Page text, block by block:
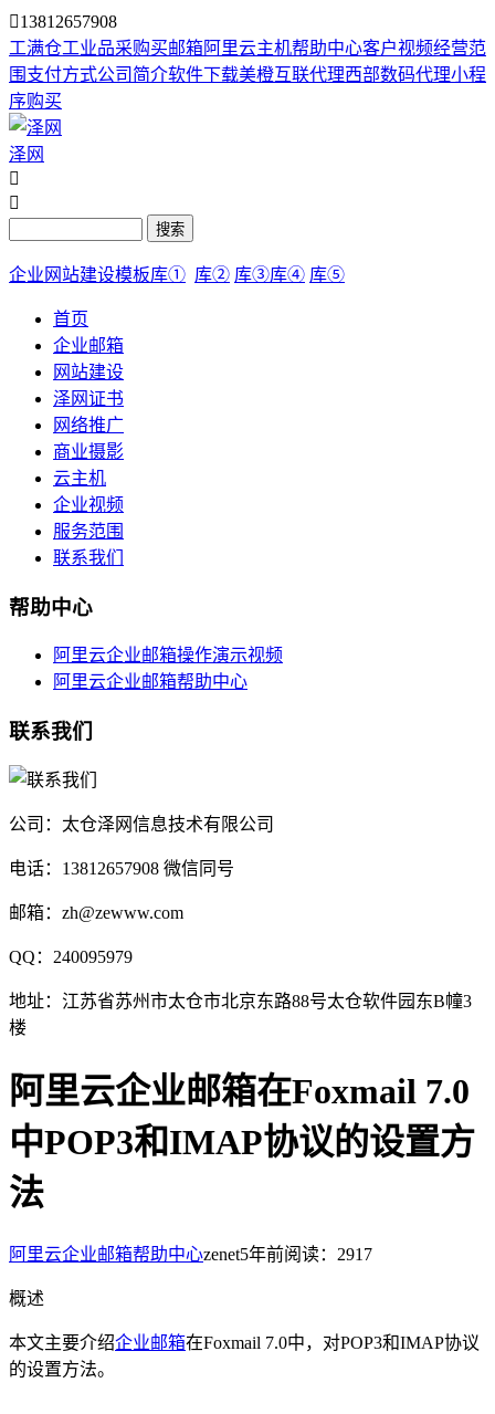
13812657908
工满仓工业品采购买邮箱阿里云主机帮助中心客户视频经营范
围 支付方式公司简介软件下载美橙互联代理西部数码代理小程
序购买
泽网


搜索
企业网站建设模板库① 库② 库③库④ 库⑤
首页
企业邮箱
网站建设
泽网证书
网络推广
商业摄影
云主机
企业视频
服务范围
联系我们
帮助中心
阿里云企业邮箱操作演示视频
阿里云企业邮箱帮助中心
联系我们
公司：太仓泽网信息技术有限公司
电话：13812657908 微信同号
邮箱：zh@zewww.com
QQ：240095979
地址：江苏省苏州市太仓市北京东路88号太仓软件园东B幢3
楼
阿里云企业邮箱在Foxmail 7.0
中POP3和IMAP协议的设置方
法
阿里云企业邮箱帮助中心zenet5年前阅读：2917
概述
本文主要介绍企业邮箱在Foxmail 7.0中，对POP3和IMAP协议
的设置方法。